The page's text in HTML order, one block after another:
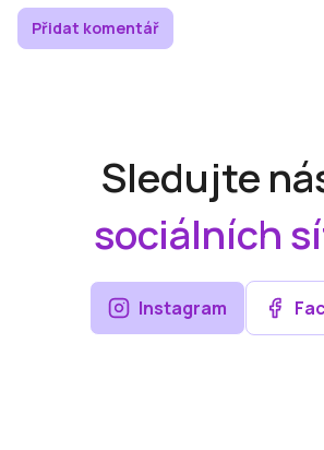
Přidat komentář
Sledujte
sociálních
Instagram